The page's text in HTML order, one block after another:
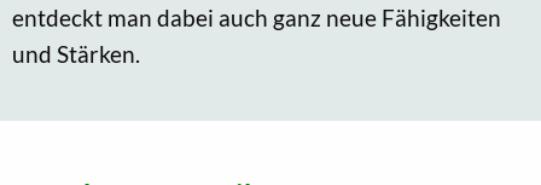
entdeckt man dabei auch ganz neue Fähigkeiten
und Stärken.